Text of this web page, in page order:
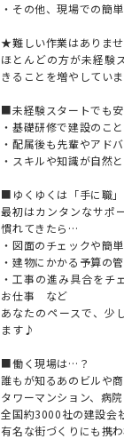
・その他、現場での簡
★難しい作業はありませ
ほとんどの方が未経験
きることを増やしてい
■未経験スタートでも
・基礎研修で建設のこ
・配属後も先輩やアド
・スキルや知識が自然
■ゆくゆくは「手に職」
最初はカンタンなサポ
慣れてきたら…
・図面のチェックや簡
・建物にかかる予算の
・工事の進み具合をチ
お仕事 など
あなたのペースで、少
ます♪
■働く現場は…？
誰もが知るあのビルや商
タワーマンション、病
全国約3000社の建設会
有名な街づくりにも携わ